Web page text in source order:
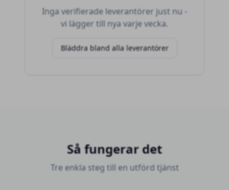
Inga verifierade leverantörer just nu -
vi lägger till nya varje vecka.
Bläddra bland alla leverantörer
Så fungerar det
Tre enkla steg till en utförd tjänst